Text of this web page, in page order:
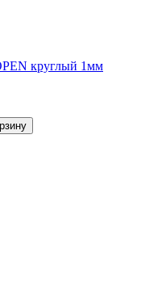
круглый 1мм